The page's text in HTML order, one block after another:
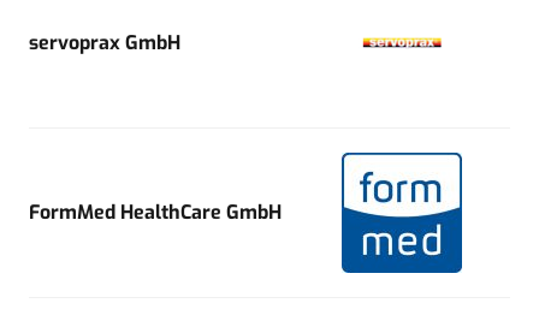
servoprax GmbH
FormMed HealthCare GmbH